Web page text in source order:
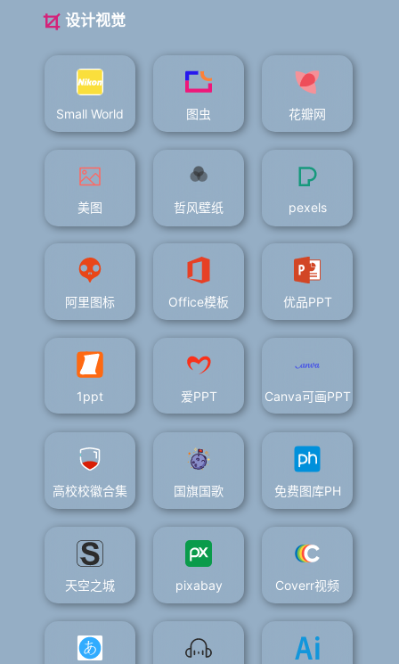
设计视觉
Small World 图虫 花瓣网
美图 哲风壁纸 pexels
阿里图标 Office模板 优品PPT
1ppt 爱PPT Canva可画PPT
高校校徽合集 国旗国歌 免费图库PH
天空之城 pixabay Coverr视频